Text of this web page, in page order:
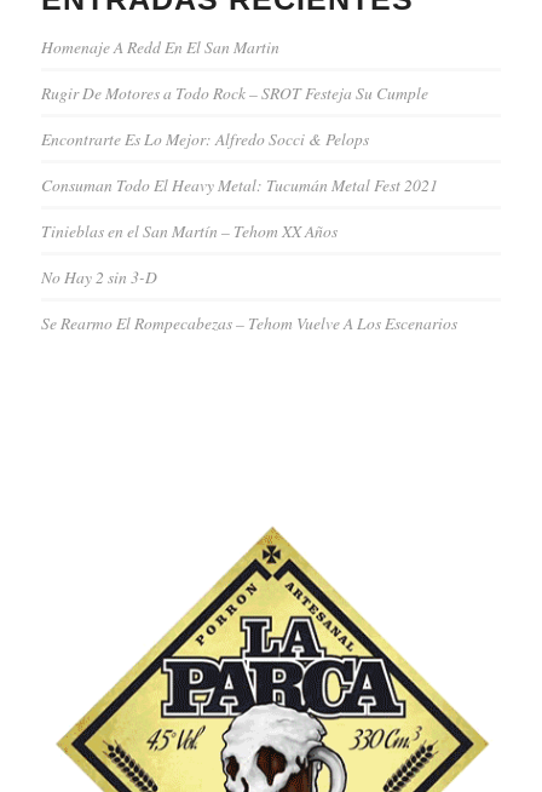
Homenaje A Redd En El San Martin
Rugir De Motores a Todo Rock – SROT Festeja Su Cumple
Encontrarte Es Lo Mejor: Alfredo Socci & Pelops
Consuman Todo El Heavy Metal: Tucumán Metal Fest 2021
Tinieblas en el San Martín – Tehom XX Años
No Hay 2 sin 3-D
Se Rearmo El Rompecabezas – Tehom Vuelve A Los Escenarios